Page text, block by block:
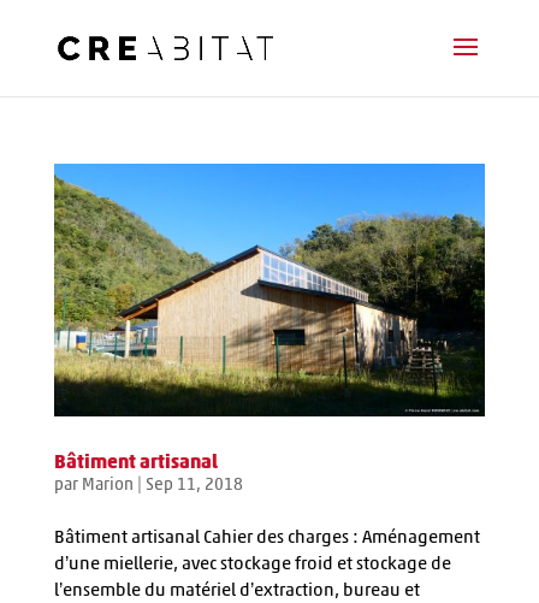
Bâtiment artisanal
par Marion Sep 11, 2018
Bâtiment artisanal Cahier des charges : Aménagement
d’une miellerie, avec stockage froid et stockage de
l’ensemble du matériel d’extraction, bureau et